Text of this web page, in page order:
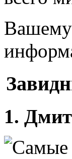
Вашему
1.